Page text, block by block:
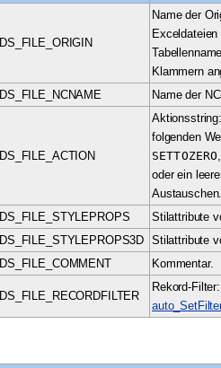
DS_FILE_ORIGIN
Name der
Klammern
DS_FILE_NCNAME Name der
DS_FILE_ACTION
folgenden
SETTOZERO
oder ein
DS_FILE_STYLEPROPS
Stilattribute
DS_FILE_STYLEPROPS3D Stilattribute
DS_FILE_COMMENT Kommentar.
DS_FILE_RECORDFILTER
Rekord-